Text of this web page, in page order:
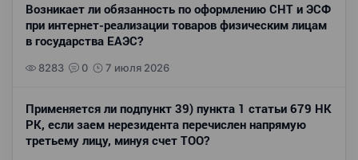
Возникает ли обязанность по оформлению СНТ и ЭСФ
при интернет-реализации товаров физическим лицам
в государства ЕАЭС?
8283 0 7 июля 2026
Применяется ли подпункт 39) пункта 1 статьи 679 НК
РК, если заем нерезидента перечислен напрямую
третьему лицу, минуя счет ТОО?